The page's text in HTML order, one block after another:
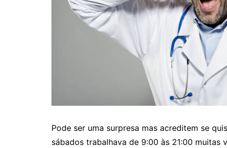
Pode ser uma surpresa mas acreditem se
sábados trabalhava de 9:00 às 21:00 muitas